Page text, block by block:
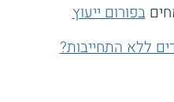
בפורום ייעוץ
ללא התחייבות?